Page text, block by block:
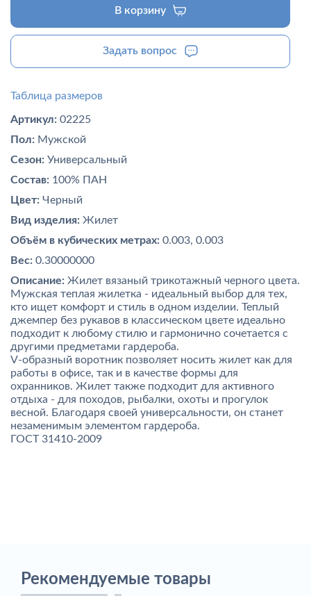
В корзину
Задать вопрос
Таблица размеров
Артикул: 02225
Пол: Мужской
Сезон: Универсальный
Состав: 100% ПАН
Цвет: Черный
Вид изделия: Жилет
Объём в кубических метрах: 0.003, 0.003
Вес: 0.30000000
Описание: Жилет вязаный трикотажный черного цвета.
Мужская теплая жилетка - идеальный выбор для тех,
кто ищет комфорт и стиль в одном изделии. Теплый
джемпер без рукавов в классическом цвете идеально
подходит к любому стилю и гармонично сочетается с
другими предметами гардероба.
V-образный воротник позволяет носить жилет как для
работы в офисе, так и в качестве формы для
охранников. Жилет также подходит для активного
отдыха - для походов, рыбалки, охоты и прогулок
весной. Благодаря своей универсальности, он станет
незаменимым элементом гардероба.
ГОСТ 31410-2009
Рекомендуемые товары